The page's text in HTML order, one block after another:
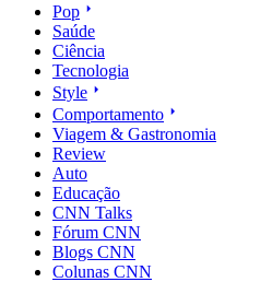
Pop
Saúde
Ciência
Tecnologia
Style
Comportamento
Viagem & Gastronomia
Review
Auto
Educação
CNN Talks
Fórum CNN
Blogs CNN
Colunas CNN